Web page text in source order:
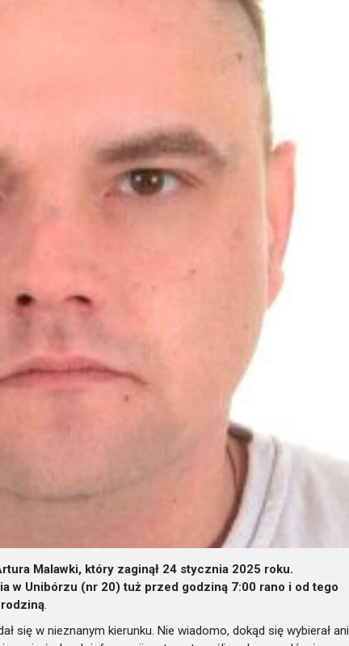
Malawki, który zaginął 24 stycznia 2025 roku.
w Unibórzu (nr 20) tuż przed godziną 7:00 rano i od tego
.
się w nieznanym kierunku. Nie wiadomo, dokąd się wybierał ani